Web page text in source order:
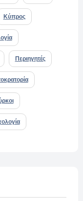
Κύπρος
Περιηγητές